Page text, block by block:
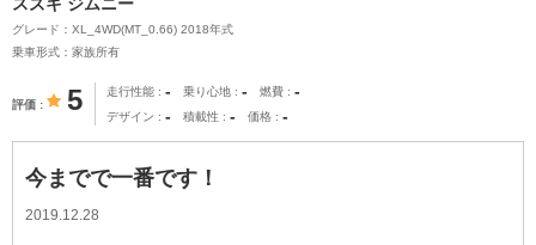
グレード：XL_4WD(MT_0.66) 2018年式
乗車形式：家族所有
評価 5 走行性能 - 乗り心地 - 燃費 -
デザイン - 積載性 - 価格 -
今までで一番です！
2019.12.28